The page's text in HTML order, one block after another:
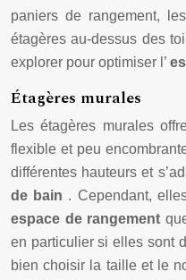
paniers de rangement,
étagères au-dessus des
explorer pour optimiser l’
Étagères murales
Les étagères murales
flexible et peu
différentes hauteurs et
de bain . Cependant,
espace de rangement
en particulier si elles sont
bien choisir la taille et le